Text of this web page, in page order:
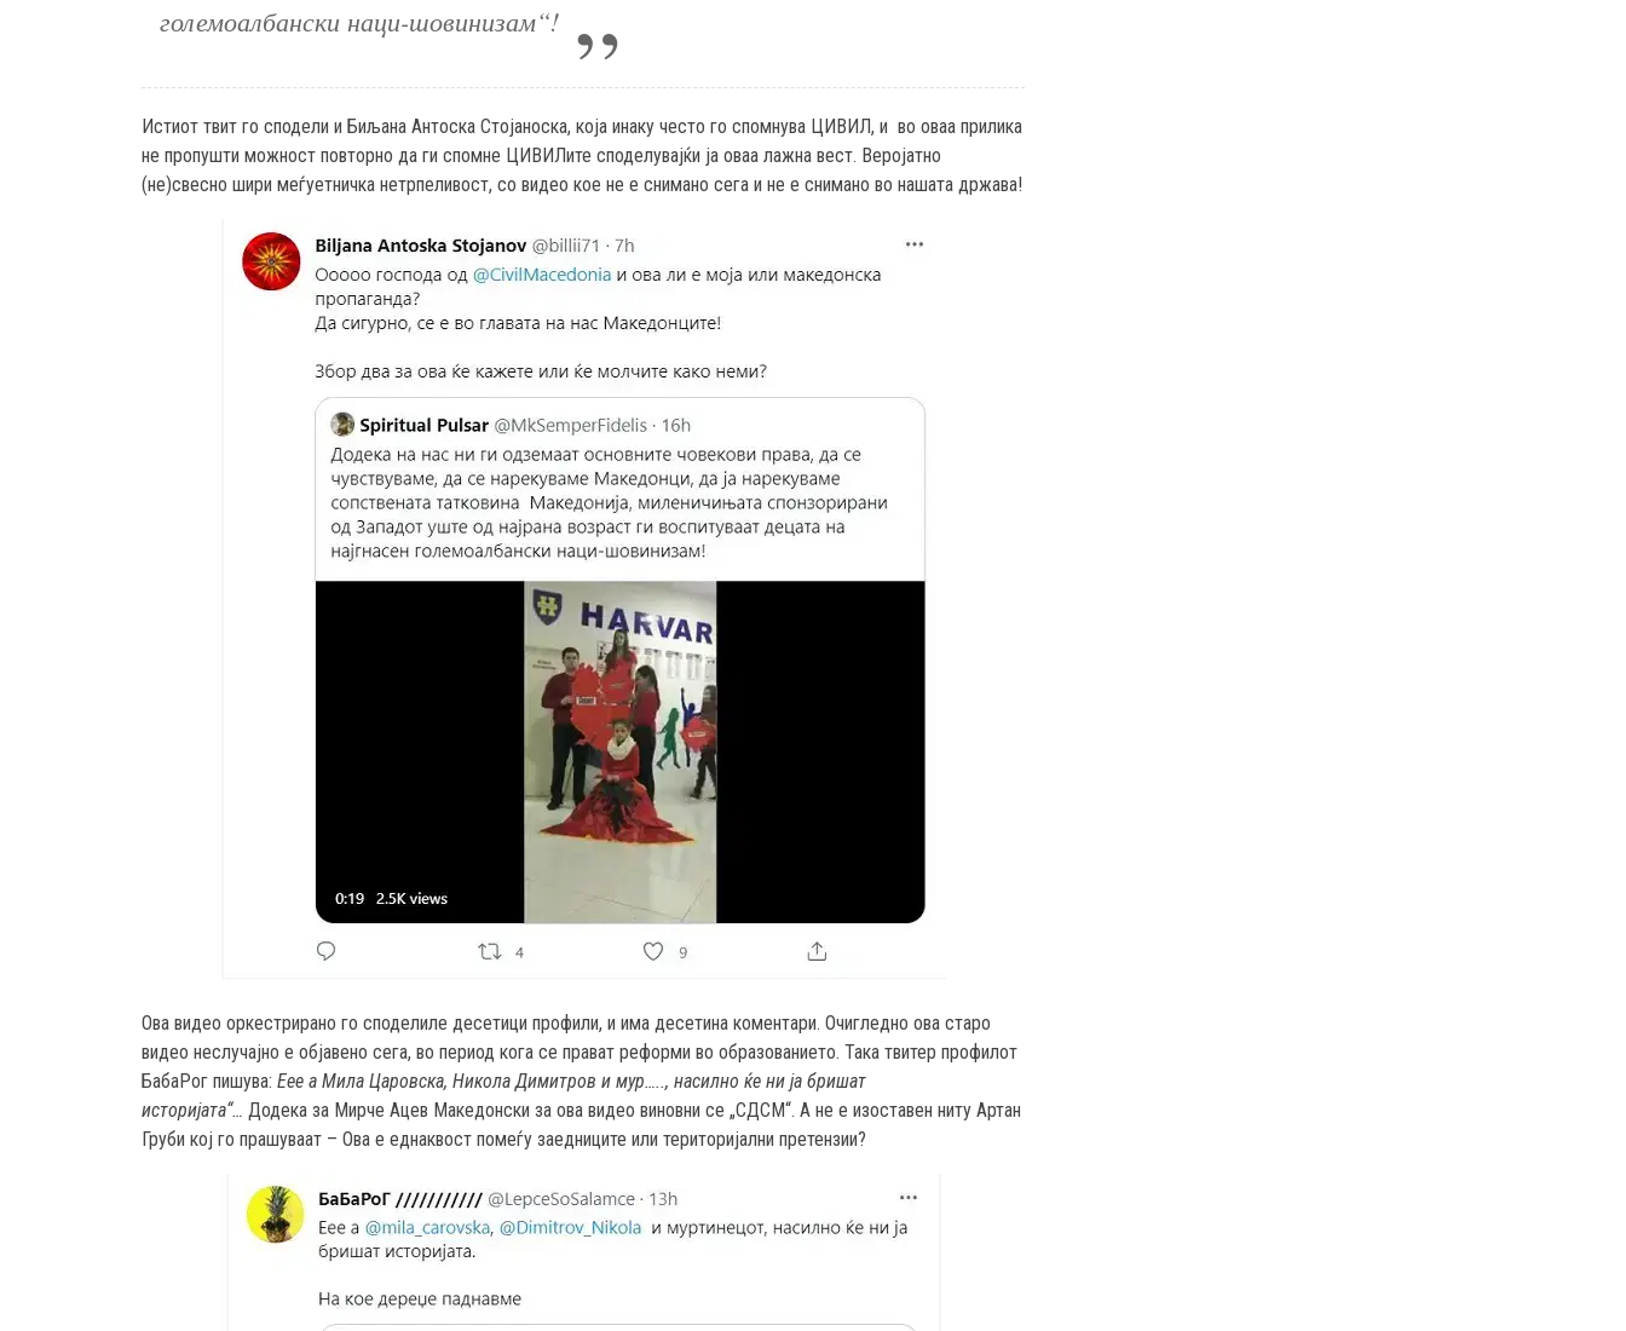
големоалбански наци-шовинизам“!
Истиот твит го сподели и Биљана Антоска Стојаноска, која инаку често го спомнува ЦИВИЛ, и во оваа прилика
не пропушти можност повторно да ги спомне ЦИВИЛите споделувајќи ја оваа лажна вест. Веројатно
(не)свесно шири меѓуетничка нетрпеливост, со видео кое не е снимано сега и не е снимано во нашата држава!
Ова видео оркестрирано го споделиле десетици профили, и има десетина коментари. Очигледно ова старо
видео неслучајно е објавено сега, во период кога се прават реформи во образованието. Така твитер профилот
БабаРог пишува: Еее а Мила Царовска, Никола Димитров и мур….., насилно ќе ни ја бришат
историјата“… Додека за Мирче Ацев Македонски за ова видео виновни се „СДСМ“. А не е изоставен ниту Артан
Груби кој го прашуваат – Ова е еднаквост помеѓу заедниците или територијални претензии?